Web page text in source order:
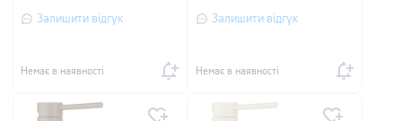
Залишити відгук
Немає в наявності
Залишити відгук
Немає в наявності